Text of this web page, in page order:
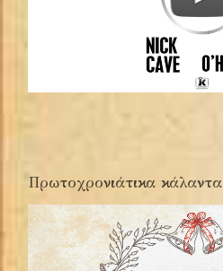
Πρωτοχρονιάτικα κάλαντα